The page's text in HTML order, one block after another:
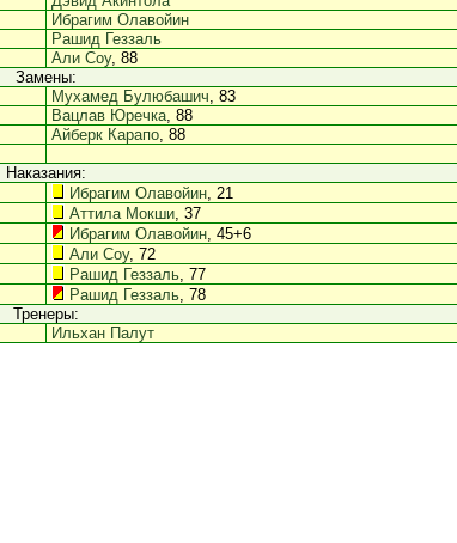
Ибрагим Олавойин
Рашид Геззаль
Али Соу, 88
Замены:
Мухамед Булюбашич, 83
Вацлав Юречка, 88
Айберк Карапо, 88
Наказания:
Ибрагим Олавойин, 21
Аттила Мокши, 37
Ибрагим Олавойин, 45+6
Али Соу, 72
Рашид Геззаль, 77
Рашид Геззаль, 78
Тренеры:
Ильхан Палут